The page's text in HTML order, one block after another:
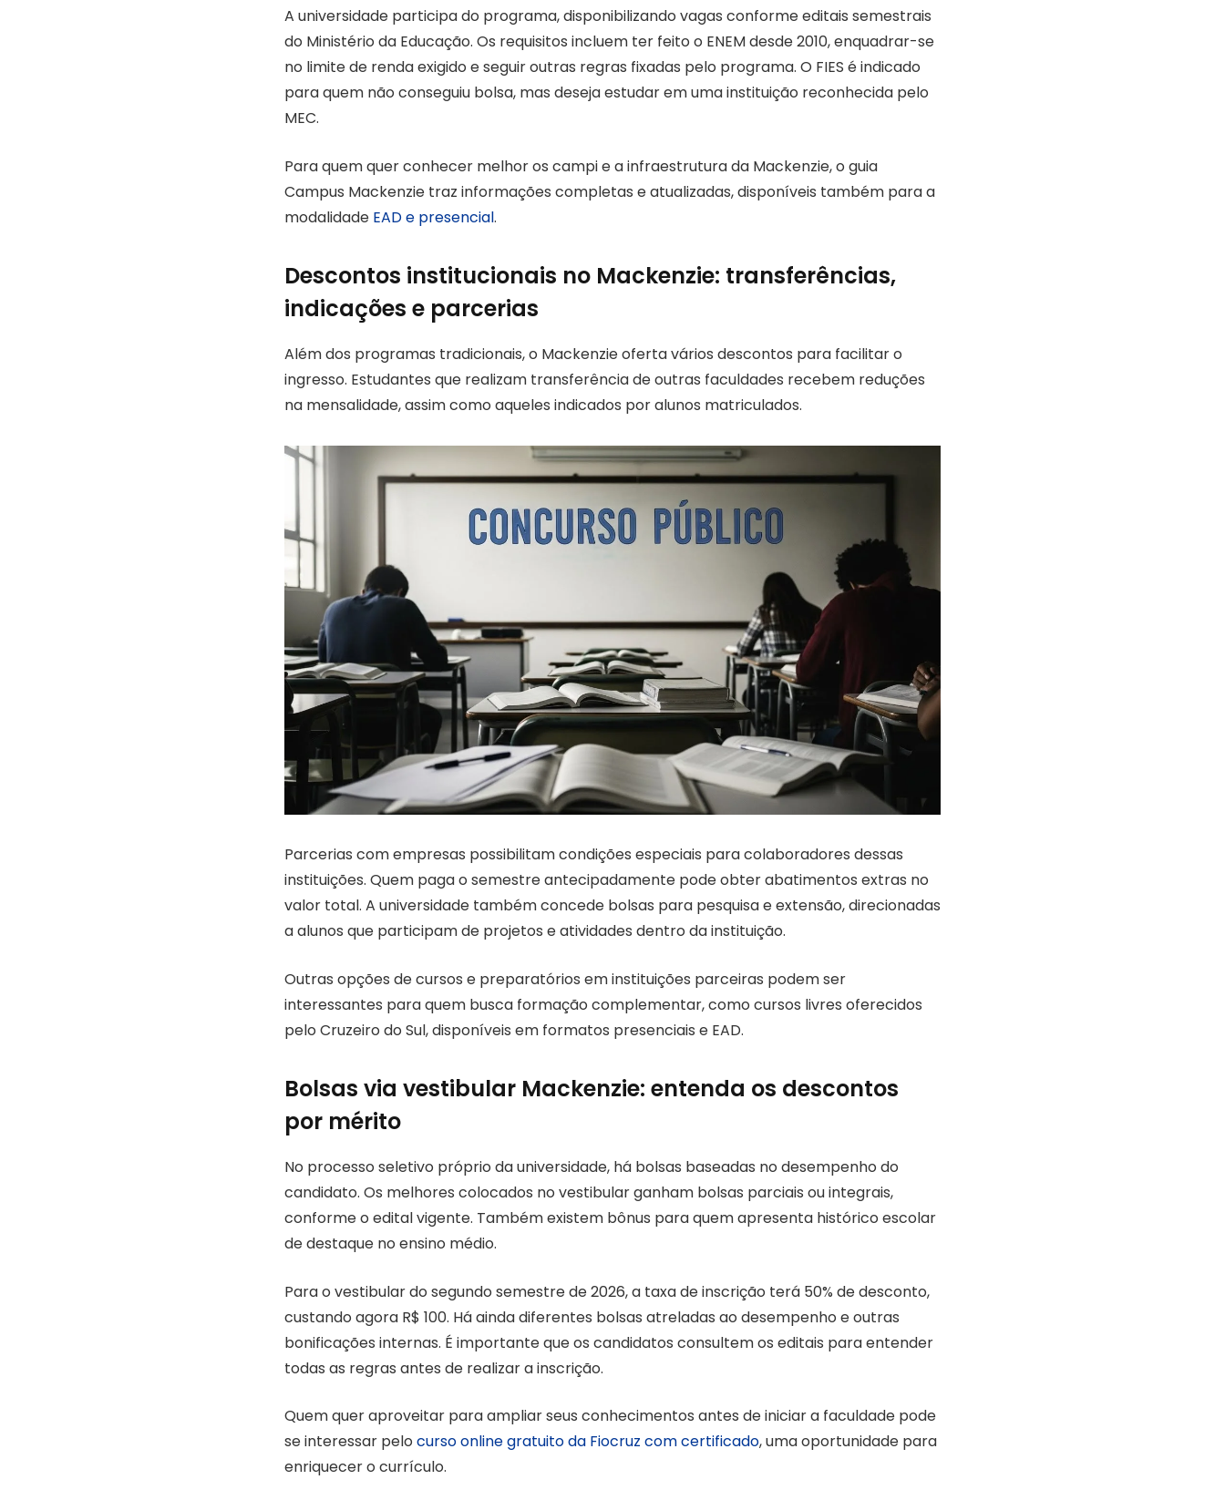
A universidade participa do programa, disponibilizando vagas conforme editais semestrais
do Ministério da Educação. Os requisitos incluem ter feito o ENEM desde 2010, enquadrar-se
no limite de renda exigido e seguir outras regras fixadas pelo programa. O FIES é indicado
para quem não conseguiu bolsa, mas deseja estudar em uma instituição reconhecida pelo
MEC.
Para quem quer conhecer melhor os campi e a infraestrutura da Mackenzie, o guia
Campus Mackenzie traz informações completas e atualizadas, disponíveis também para a
modalidade EAD e presencial.
Descontos institucionais no Mackenzie: transferências,
indicações e parcerias
Além dos programas tradicionais, o Mackenzie oferta vários descontos para facilitar o
ingresso. Estudantes que realizam transferência de outras faculdades recebem reduções
na mensalidade, assim como aqueles indicados por alunos matriculados.
Parcerias com empresas possibilitam condições especiais para colaboradores dessas
instituições. Quem paga o semestre antecipadamente pode obter abatimentos extras no
valor total. A universidade também concede bolsas para pesquisa e extensão, direcionadas
a alunos que participam de projetos e atividades dentro da instituição.
Outras opções de cursos e preparatórios em instituições parceiras podem ser
interessantes para quem busca formação complementar, como cursos livres oferecidos
pelo Cruzeiro do Sul, disponíveis em formatos presenciais e EAD.
Bolsas via vestibular Mackenzie: entenda os descontos
por mérito
No processo seletivo próprio da universidade, há bolsas baseadas no desempenho do
candidato. Os melhores colocados no vestibular ganham bolsas parciais ou integrais,
conforme o edital vigente. Também existem bônus para quem apresenta histórico escolar
de destaque no ensino médio.
Para o vestibular do segundo semestre de 2026, a taxa de inscrição terá 50% de desconto,
custando agora R$ 100. Há ainda diferentes bolsas atreladas ao desempenho e outras
bonificações internas. É importante que os candidatos consultem os editais para entender
todas as regras antes de realizar a inscrição.
Quem quer aproveitar para ampliar seus conhecimentos antes de iniciar a faculdade pode
se interessar pelo curso online gratuito da Fiocruz com certificado, uma oportunidade para
enriquecer o currículo.